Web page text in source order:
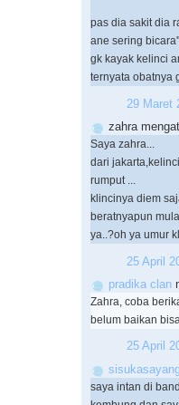
pas dia sakit dia
ane sering
gk kayak kelinci
ternyata obatnya
29 Maret
zahra
Saya zahra...
dari
rumput ...
klincinya diem
beratnyapun
ya..?oh ya umur
25 April
pradika clan
Zahra, coba
belum baikan
25 April
saya intan di